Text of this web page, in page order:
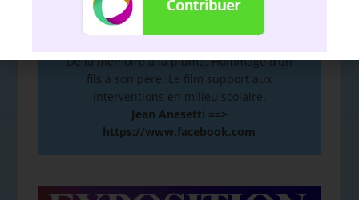
De la mémoire à la plume. Hommage d’un
fils à son père. Le film support aux
interventions en milieu scolaire.
Jean Anesetti ==>
https://www.facebook.com